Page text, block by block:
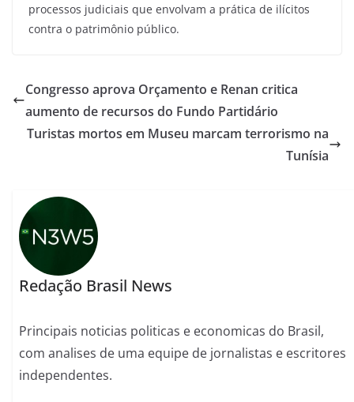
processos judiciais que envolvam a prática de ilícitos
contra o patrimônio público.
Congresso aprova Orçamento e Renan critica
aumento de recursos do Fundo Partidário
Turistas mortos em Museu marcam terrorismo na
Tunísia
Redação Brasil News
Principais noticias politicas e economicas do Brasil,
com analises de uma equipe de jornalistas e escritores
independentes.